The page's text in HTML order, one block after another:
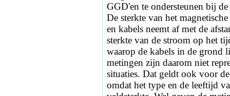
GGD'en te ondersteunen bij
De sterkte van het
en kabels neemt af met de
sterkte van de stroom op het
waarop de kabels in de grond
metingen zijn daarom niet
situaties. Dat geldt ook voor
omdat het type en de leeftijd